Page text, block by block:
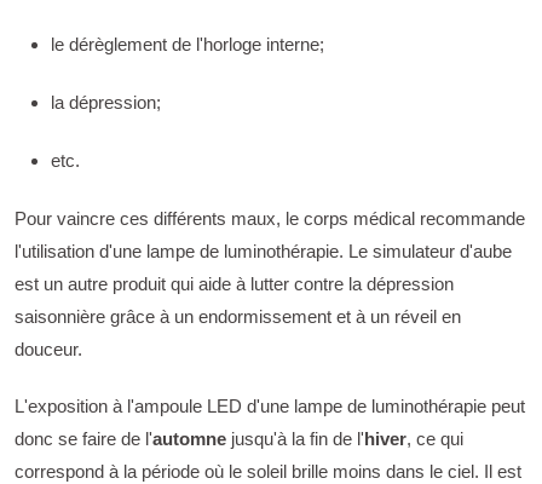
le dérèglement de l'horloge interne;
la dépression;
etc.
Pour vaincre ces différents maux, le corps médical recommande
l'utilisation d'une lampe de luminothérapie. Le simulateur d'aube
est un autre produit qui aide à lutter contre la dépression
saisonnière grâce à un endormissement et à un réveil en
douceur.
L'exposition à l'ampoule LED d'une lampe de luminothérapie peut
donc se faire de l'automne jusqu'à la fin de l'hiver, ce qui
correspond à la période où le soleil brille moins dans le ciel. Il est